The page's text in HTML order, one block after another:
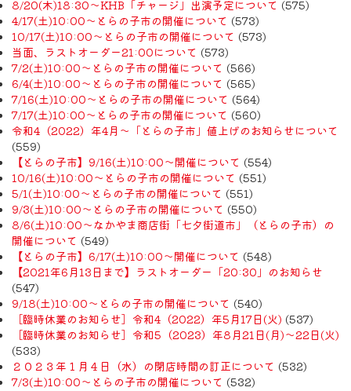
8/20(木)18:30〜KHB「チャージ」出演予定について (575)
4/17(土)10:00～とらの子市の開催について (573)
10/17(土)10:00～とらの子市の開催について (573)
当面、ラストオーダー21:00について (573)
7/2(土)10:00～とらの子市の開催について (566)
6/4(土)10:00～とらの子市の開催について (565)
7/16(土)10:00～とらの子市の開催について (564)
7/17(土)10:00～とらの子市の開催について (560)
令和4（2022）年4月〜「とらの子市」値上げのお知らせについて
(559)
【とらの子市】9/16(土)10:00～開催について (554)
10/16(土)10:00～とらの子市の開催について (551)
5/1(土)10:00～とらの子市の開催について (551)
9/3(土)10:00～とらの子市の開催について (550)
8/6(土)10:00～なかやま商店街「七夕街道市」（とらの子市）の
開催について (549)
【とらの子市】6/17(土)10:00～開催について (548)
【2021年6月13日まで】ラストオーダー「20:30」のお知らせ
(547)
9/18(土)10:00～とらの子市の開催について (540)
［臨時休業のお知らせ］令和4（2022）年5月17日(火) (537)
［臨時休業のお知らせ］令和5（2023）年8月21日(月)〜22日(火)
(533)
２０２３年１月４日（水）の閉店時間の訂正について (532)
7/3(土)10:00～とらの子市の開催について (532)